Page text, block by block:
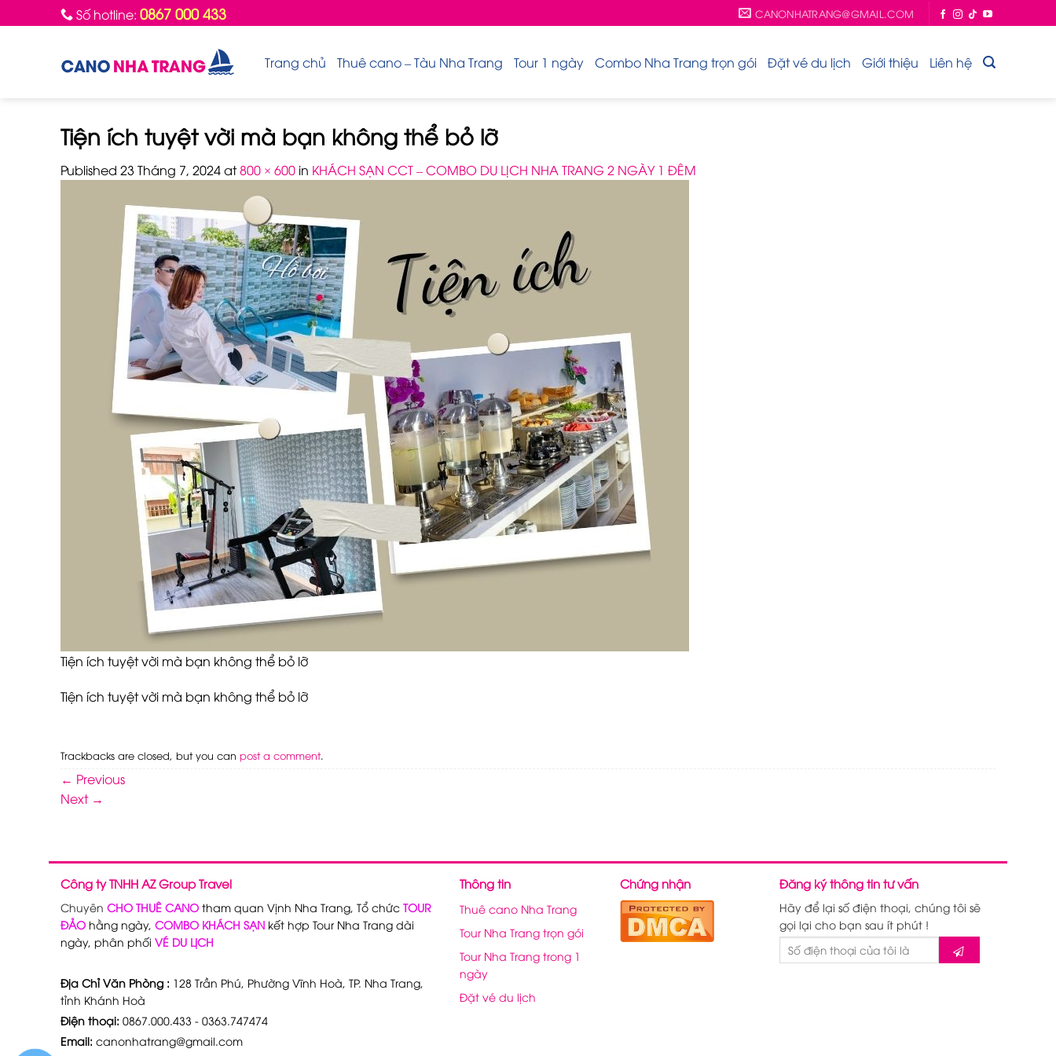
to
Số hotline: 0867 000 433 CANONHATRANG@GMAIL.COM
Trang chủ Thuê cano – Tàu Nha Trang Tour 1 ngày Combo Nha Trang trọn gói Đặt vé du lịch Giới thiệu Liên hệ
Tiện ích tuyệt vời mà bạn không thể bỏ lỡ
Published 23 Tháng 7, 2024at800 × 600 in KHÁCH SẠN CCT – COMBO DU LỊCH NHA TRANG 2 NGÀY 1 ĐÊM
Tiện ích tuyệt vời mà bạn không thể bỏ lỡ
Tiện ích tuyệt vời mà bạn không thể bỏ lỡ
Trackbacks are closed, but you can post a comment.
← Previous
Next →
Công ty TNHH AZ Group Travel
Chuyên CHO THUÊ CANO tham quan Vịnh Nha Trang, Tổ chức TOUR
ĐẢO hằng ngày, COMBO KHÁCH SẠN kết hợp Tour Nha Trang dài
ngày, phân phối VÉ DU LỊCH
Địa Chỉ Văn Phòng : 128 Trần Phú, Phường Vĩnh Hoà, TP. Nha Trang,
tỉnh Khánh Hoà
Điện thoại: 0867.000.433 - 0363.747474
Email: canonhatrang@gmail.com
Thông tin
Thuê cano Nha Trang
Tour Nha Trang trọn gói
Tour Nha Trang trong 1
ngày
Đặt vé du lịch
Chứng nhận Đăng ký thông tin tư vấn
Hãy để lại số điện thoại, chúng tôi sẽ
gọi lại cho bạn sau ít phút !